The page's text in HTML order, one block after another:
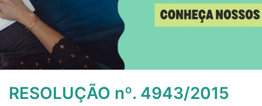
RESOLUÇÃO nº. 4943/2015